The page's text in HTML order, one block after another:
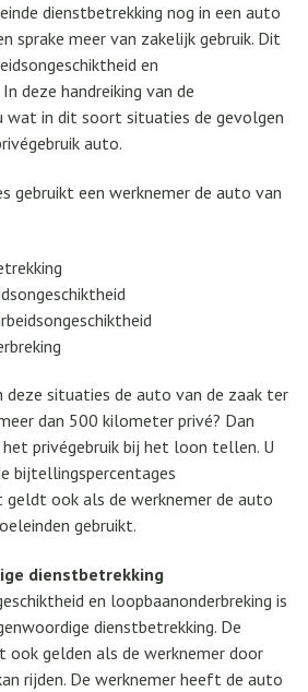
dienstbetrekking nog in een auto
sprake meer van zakelijk gebruik. Dit
en
deze handreiking van de
wat in dit soort situaties de gevolgen
auto.
gebruikt een werknemer de auto van
deze situaties de auto van de zaak ter
dan 500 kilometer privé? Dan
privégebruik bij het loon tellen. U
bijtellingspercentages
geldt ook als de werknemer de auto
gebruikt.
dienstbetrekking
en loopbaanonderbreking is
dienstbetrekking. De
gelden als de werknemer door
rijden. De werknemer heeft de auto